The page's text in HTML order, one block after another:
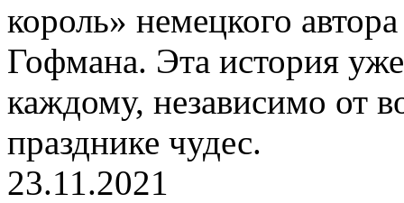
король» немецкого
Гофмана. Эта история
каждому, независимо от
празднике чудес.
23.11.2021